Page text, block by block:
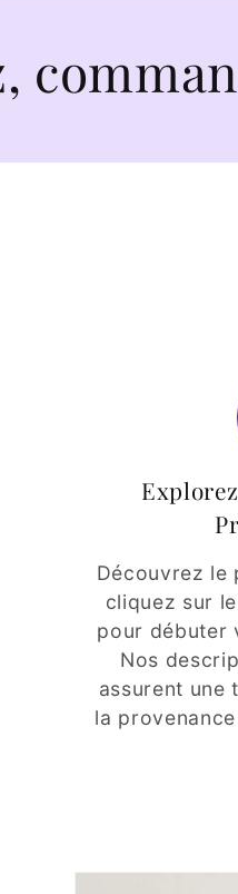
Découvrez le
cliquez sur
pour débuter
Nos
assurent une
la